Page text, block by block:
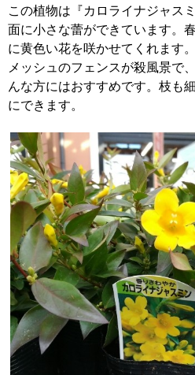
この植物は『カロライナジャス
面に小さな蕾ができています。
に黄色い花を咲かせてくれます。
メッシュのフェンスが殺風景で
んな方にはおすすめです。枝も
にできます。